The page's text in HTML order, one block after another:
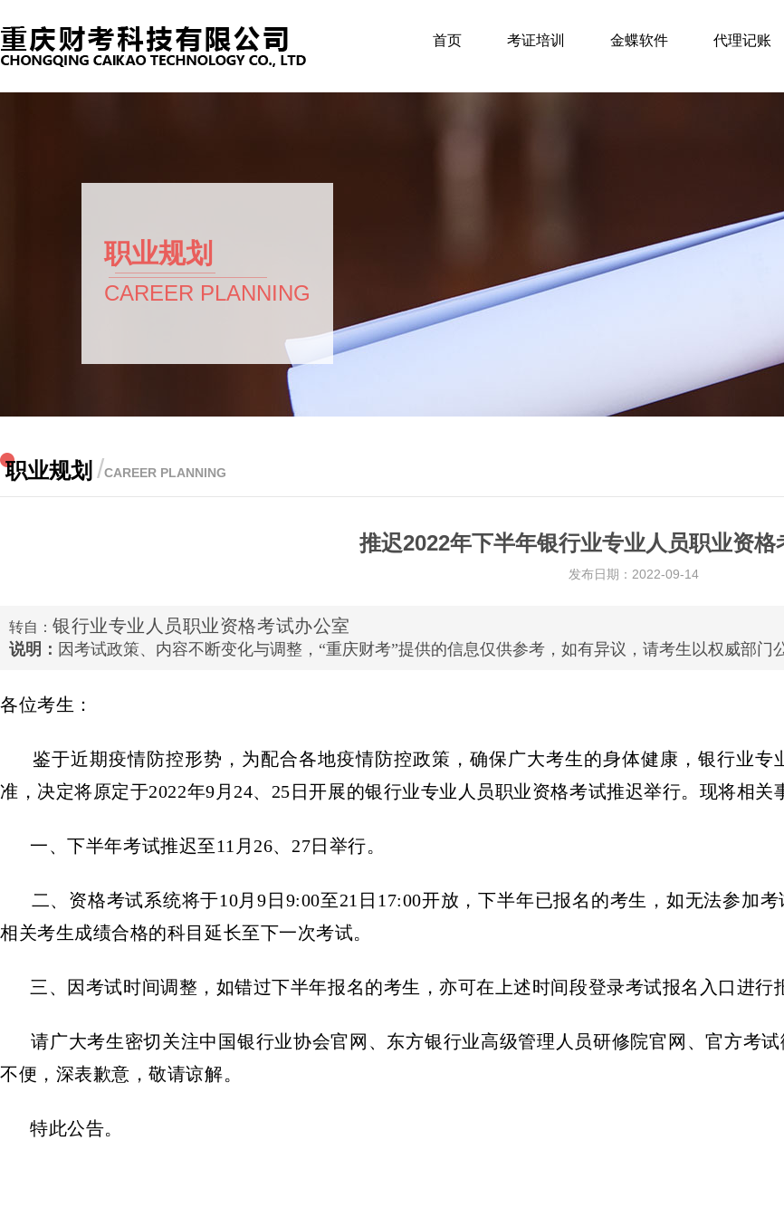
首页 考证培训 金蝶软件 代理记账
职业规划
CAREER PLANNING
职业规划 /CAREER PLANNING
推迟2022年下半年银行业专业人员职业资格
发布日期：2022-09-14
转自： 银行业专业人员职业资格考试办公室
说明： 因考试政策、内容不断变化与调整，“重庆财考”提供的信息仅供参考，如有异议，请考生以权威部门
各位考生：
鉴于近期疫情防控形势，为配合各地疫情防控政策，确保广大考生的身体健康，银行业专
准，决定将原定于2022年9月24、25日开展的银行业专业人员职业资格考试推迟举行。现将相关
一、下半年考试推迟至11月26、27日举行。
二、资格考试系统将于10月9日9:00至21日17:00开放，下半年已报名的考生，如无法参加
相关考生成绩合格的科目延长至下一次考试。
三、因考试时间调整，如错过下半年报名的考生，亦可在上述时间段登录考试报名入口进行
请广大考生密切关注中国银行业协会官网、东方银行业高级管理人员研修院官网、官方考
不便，深表歉意，敬请谅解。
特此公告。